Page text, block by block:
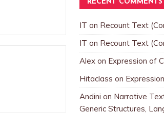
RECENT COMMENTS
IT on Recount Text
IT on Recount Text
Alexon Expression of
Hitaclass on
Andini on Narrative
Generic Structures,